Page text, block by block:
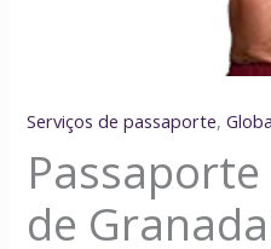
Serviços de passaporte,
de Granada